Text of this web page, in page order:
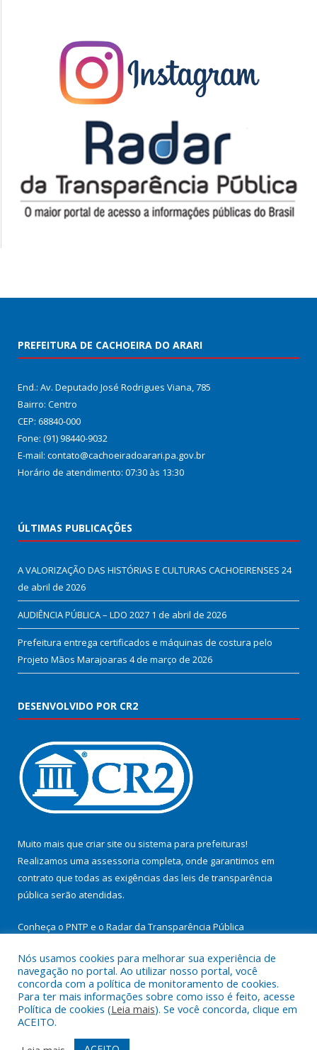
PREFEITURA DE CACHOEIRA DO ARARI
End.: Av. Deputado José Rodrigues Viana, 785
Bairro: Centro
CEP: 68840-000
Fone: (91) 98440-9032
E-mail: contato@cachoeiradoarari.pa.gov.br
Horário de atendimento: 07:30 às 13:30
ÚLTIMAS PUBLICAÇÕES
A VALORIZAÇÃO DAS HISTÓRIAS E CULTURAS CACHOEIRENSES 24
de abril de 2026
AUDIÊNCIA PÚBLICA – LDO 2027 1 de abril de 2026
Prefeitura entrega certificados e máquinas de costura pelo
Projeto Mãos Marajoaras 4 de março de 2026
DESENVOLVIDO POR CR2
Muito mais que criar site ou sistema para prefeituras!
Realizamos uma assessoria completa, onde garantimos em
contrato que todas as exigências das leis de transparência
pública serão atendidas.
Conheça o PNTP e o Radar da Transparência Pública
Todos os direitos reservados a Prefeitura Municipal de
Cachoeira do Arari.
Nós usamos cookies para melhorar sua experiência de
navegação no portal. Ao utilizar nosso portal, você
concorda com a política de monitoramento de cookies.
Para ter mais informações sobre como isso é feito, acesse
Política de cookies (Leia mais). Se você concorda, clique em
ACEITO.